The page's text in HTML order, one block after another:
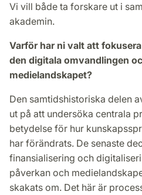
Vi vill både ta forskare ut i
akademin.
Varför har ni valt att
den digitala omvandlingen
medielandskapet?
Den samtidshistoriska delen
ut på att undersöka centrala
betydelse för hur
har förändrats. De senaste
finansialisering och
påverkan och
skakats om. Det här är